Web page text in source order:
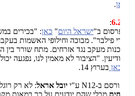
ב"ישראל היום "כאן: "בכירים
פילבר". מבוכה וחילופי האשמות בעקבות
מעקב נגד אזרחים. מתח שורר בין
"הציבור לא מאמין לנו, נפגעה יכולת
בערוץ 14.
ב-12 Nע"ייובל אראל: לא רק רוגלות:
מבלי שהם יודעים על כךבמאות מקרים